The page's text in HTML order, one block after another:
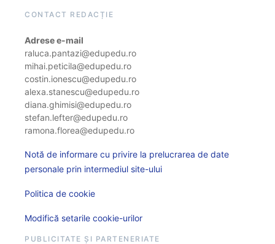
CONTACT REDACȚIE
Adrese e-mail
raluca.pantazi@edupedu.ro
mihai.peticila@edupedu.ro
costin.ionescu@edupedu.ro
alexa.stanescu@edupedu.ro
diana.ghimisi@edupedu.ro
stefan.lefter@edupedu.ro
ramona.florea@edupedu.ro
Notă de informare cu privire la prelucrarea de date
personale prin intermediul site-ului
Politica de cookie
Modifică setarile cookie-urilor
PUBLICITATE ȘI PARTENERIATE